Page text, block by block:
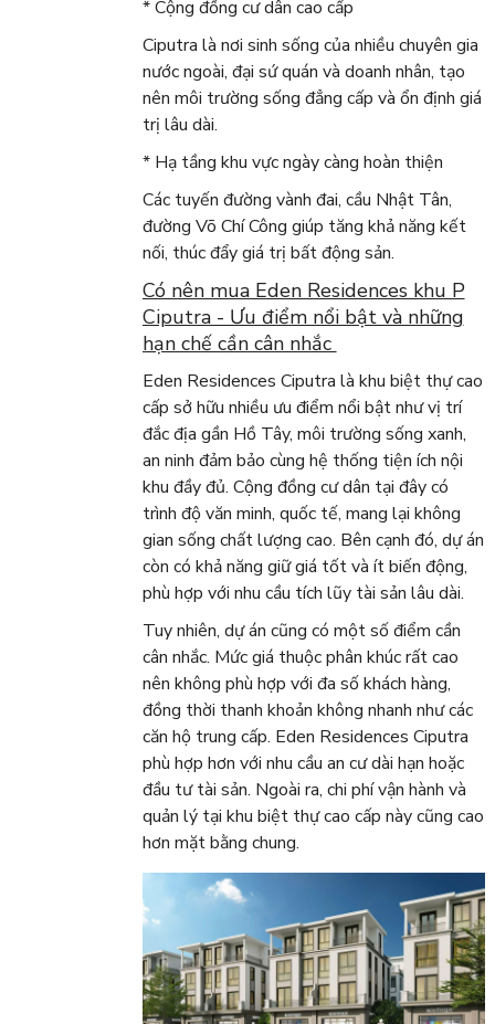
* Cộng đồng cư dân cao cấp
Ciputra là nơi sinh sống của nhiều chuyên gia
nước ngoài, đại sứ quán và doanh nhân, tạo
nên môi trường sống đẳng cấp và ổn định giá
trị lâu dài.
* Hạ tầng khu vực ngày càng hoàn thiện
Các tuyến đường vành đai, cầu Nhật Tân,
đường Võ Chí Công giúp tăng khả năng kết
nối, thúc đẩy giá trị bất động sản.
Có nên mua Eden Residences khu P
Ciputra - Ưu điểm nổi bật và những
hạn chế cần cân nhắc
Eden Residences Ciputra là khu biệt thự cao
cấp sở hữu nhiều ưu điểm nổi bật như vị trí
đắc địa gần Hồ Tây, môi trường sống xanh,
an ninh đảm bảo cùng hệ thống tiện ích nội
khu đầy đủ. Cộng đồng cư dân tại đây có
trình độ văn minh, quốc tế, mang lại không
gian sống chất lượng cao. Bên cạnh đó, dự án
còn có khả năng giữ giá tốt và ít biến động,
phù hợp với nhu cầu tích lũy tài sản lâu dài.
Tuy nhiên, dự án cũng có một số điểm cần
cân nhắc. Mức giá thuộc phân khúc rất cao
nên không phù hợp với đa số khách hàng,
đồng thời thanh khoản không nhanh như các
căn hộ trung cấp. Eden Residences Ciputra
phù hợp hơn với nhu cầu an cư dài hạn hoặc
đầu tư tài sản. Ngoài ra, chi phí vận hành và
quản lý tại khu biệt thự cao cấp này cũng cao
hơn mặt bằng chung.